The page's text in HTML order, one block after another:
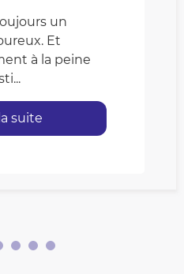
un
Et
à la peine
suite